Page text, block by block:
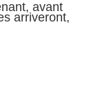
avant
arriveront,